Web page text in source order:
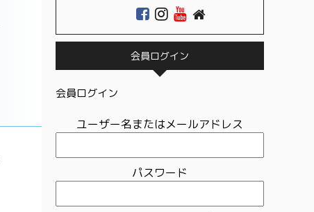
会員ログイン
会員ログイン
ユーザー名またはメールアドレス
パスワード